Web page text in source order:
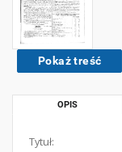
Pokaż treść
OPIS
Tytuł: